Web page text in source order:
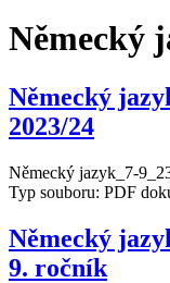
Německý
Německý
2023/24
Německý jazyk_7-
Typ souboru: PDF
Německý
9. ročník